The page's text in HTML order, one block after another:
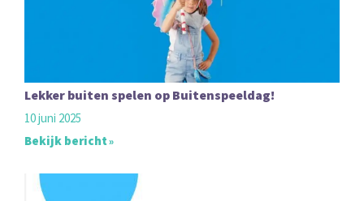
Lekker buiten spelen op Buitenspeeldag!
10 juni 2025
Bekijk bericht